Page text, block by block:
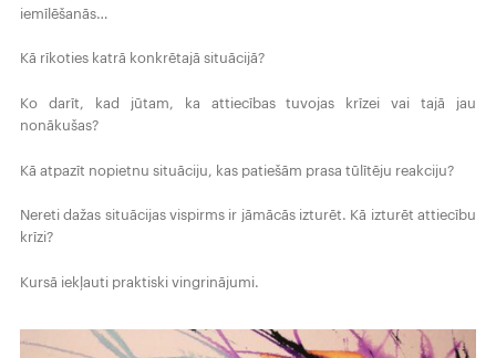
iemīlēšanās…
Kā rīkoties katrā konkrētajā situācijā?
Ko darīt, kad jūtam, ka attiecības tuvojas krīzei vai tajā jau
nonākušas?
Kā atpazīt nopietnu situāciju, kas patiešām prasa tūlītēju reakciju?
Nereti dažas situācijas vispirms ir jāmācās izturēt. Kā izturēt attiecību
krīzi?
Kursā iekļauti praktiski vingrinājumi.